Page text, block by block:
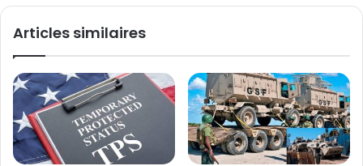
Articles similaires